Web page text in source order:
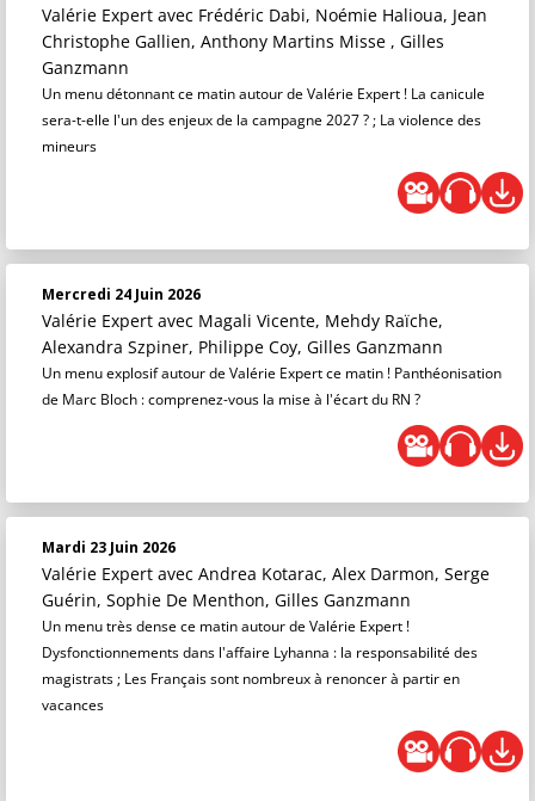
Valérie Expert avec Frédéric Dabi, Noémie Halioua, Jean
Christophe Gallien, Anthony Martins Misse , Gilles
Ganzmann
Un menu détonnant ce matin autour de Valérie Expert ! La canicule
sera-t-elle l'un des enjeux de la campagne 2027 ? ; La violence des
mineurs
Mercredi 24 Juin 2026
Valérie Expert avec Magali Vicente, Mehdy Raïche,
Alexandra Szpiner, Philippe Coy, Gilles Ganzmann
Un menu explosif autour de Valérie Expert ce matin ! Panthéonisation
de Marc Bloch : comprenez-vous la mise à l'écart du RN ?
Mardi 23 Juin 2026
Valérie Expert avec Andrea Kotarac, Alex Darmon, Serge
Guérin, Sophie De Menthon, Gilles Ganzmann
Un menu très dense ce matin autour de Valérie Expert !
Dysfonctionnements dans l'affaire Lyhanna : la responsabilité des
magistrats ; Les Français sont nombreux à renoncer à partir en
vacances